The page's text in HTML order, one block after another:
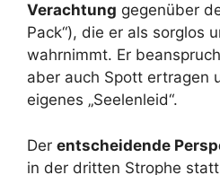
Verachtung gegenüber
Pack“), die er als sorglos
wahrnimmt. Er
aber auch Spott ertragen
eigenes „Seelenleid“.
Der entscheidende
in der dritten Strophe